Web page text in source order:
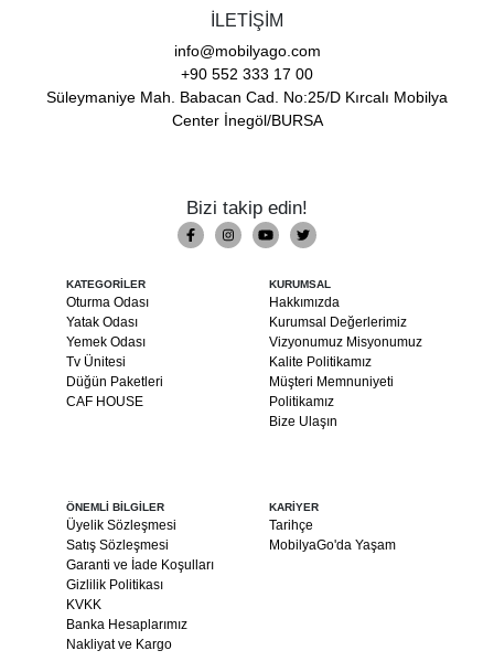
İLETİŞİM
info@mobilyago.com
+90 552 333 17 00
Süleymaniye Mah. Babacan Cad. No:25/D Kırcalı Mobilya
Center İnegöl/BURSA
Bizi takip edin!
KATEGORİLER
Oturma Odası
Yatak Odası
Yemek Odası
Tv Ünitesi
Düğün Paketleri
CAF HOUSE
KURUMSAL
Hakkımızda
Kurumsal Değerlerimiz
Vizyonumuz Misyonumuz
Kalite Politikamız
Müşteri Memnuniyeti
Politikamız
Bize Ulaşın
ÖNEMLİ BİLGİLER
Üyelik Sözleşmesi
Satış Sözleşmesi
Garanti ve İade Koşulları
Gizlilik Politikası
KVKK
Banka Hesaplarımız
Nakliyat ve Kargo
KARİYER
Tarihçe
MobilyaGo'da Yaşam